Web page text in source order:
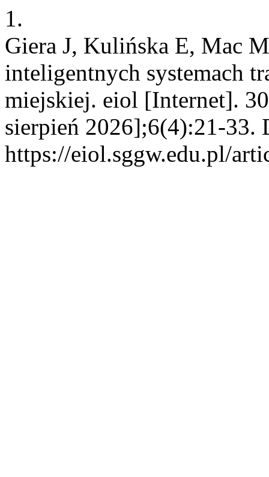
1.
Giera J, Kulińska E, Mac
inteligentnych systemach
miejskiej. eiol [Internet].
sierpień 2026];6(4):21-33.
https://eiol.sggw.edu.pl/